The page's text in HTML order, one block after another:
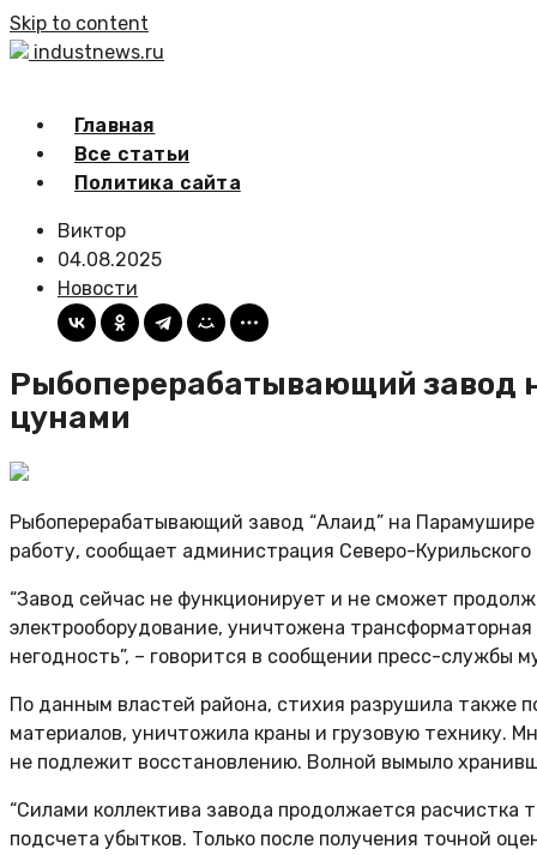
Skip to content
industnews.ru
Главная
Все статьи
Политика сайта
Виктор
04.08.2025
Новости
Рыбоперерабатывающий завод
цунами
Рыбоперерабатывающий завод “Алаид” на
работу, сообщает администрация Северо-Курильского
“Завод сейчас не функционирует и не сможет
электрооборудование, уничтожена
негодность”, – говорится в сообщении пресс-службы
По данным властей района, стихия разрушила также
материалов, уничтожила краны и грузовую технику.
не подлежит восстановлению. Волной вымыло
“Силами коллектива завода продолжается расчистка
подсчета убытков. Только после получения точной